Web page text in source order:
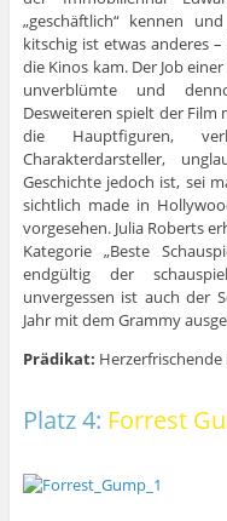
„geschäftlich“ kennen
kitschig ist etwas anderes
die Kinos kam. Der Job
unverblümte und
Desweiteren spielt der Film
die Hauptfiguren,
Charakterdarsteller,
Geschichte jedoch ist, sei
sichtlich made in
vorgesehen. Julia Roberts
Kategorie „Beste
endgültig der
unvergessen ist auch der
Jahr mit dem Grammy
Prädikat:
Platz 4: Forrest